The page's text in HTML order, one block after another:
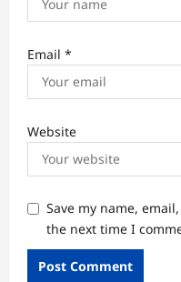
Email *
Website
Save my name,
the next time I